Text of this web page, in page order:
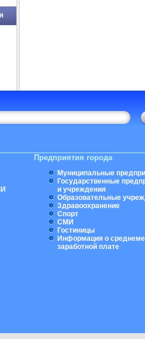
Предприятия города
Муниципальные
Государственные
и учреждения
Образовательные
Здравоохранение
Спорт
СМИ
Гостиницы
Информация о
заработной плате